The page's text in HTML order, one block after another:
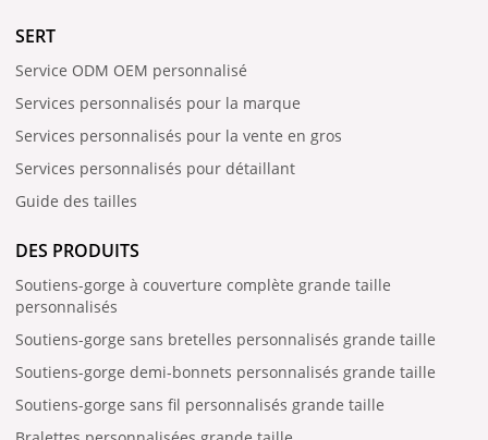
SERT
Service ODM OEM personnalisé
Services personnalisés pour la marque
Services personnalisés pour la vente en gros
Services personnalisés pour détaillant
Guide des tailles
DES PRODUITS
Soutiens-gorge à couverture complète grande taille
personnalisés
Soutiens-gorge sans bretelles personnalisés grande taille
Soutiens-gorge demi-bonnets personnalisés grande taille
Soutiens-gorge sans fil personnalisés grande taille